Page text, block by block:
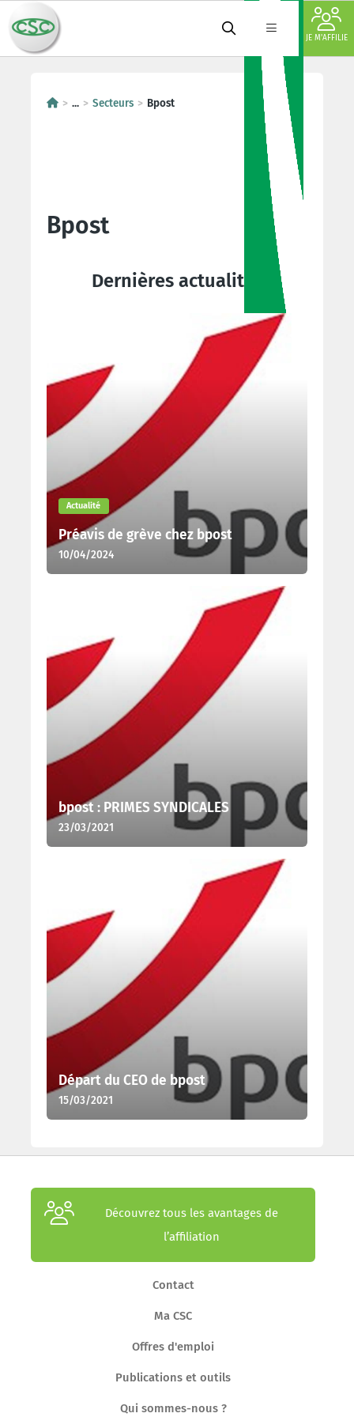
JE M'AFFILIE
... Secteurs Bpost
Bpost
Dernières actualités
Actualité
Préavis de grève chez bpost
10/04/2024
bpost : PRIMES SYNDICALES
23/03/2021
Départ du CEO de bpost
15/03/2021
Découvrez tous les avantages de
l’affiliation
Contact
Ma CSC
Offres d'emploi
Publications et outils
Qui sommes-nous ?